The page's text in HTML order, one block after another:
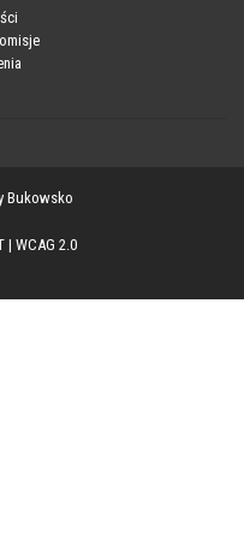
Bukowsko
| WCAG 2.0